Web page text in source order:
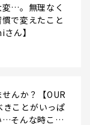
…。無理なく
で変えたこと
ん】
んか？【OUR
ことがいっぱ
…そんな時こ